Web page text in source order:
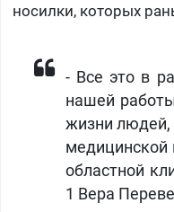
носилки, которых
​- Все это в
нашей
жизни людей,
медицинской
областной
1 Вера